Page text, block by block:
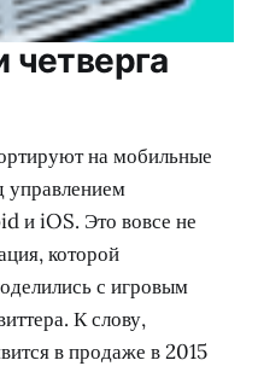
четверга
на мобильные
управлением
и iOS. Это вовсе не
которой
с игровым
К слову,
в продаже в 2015